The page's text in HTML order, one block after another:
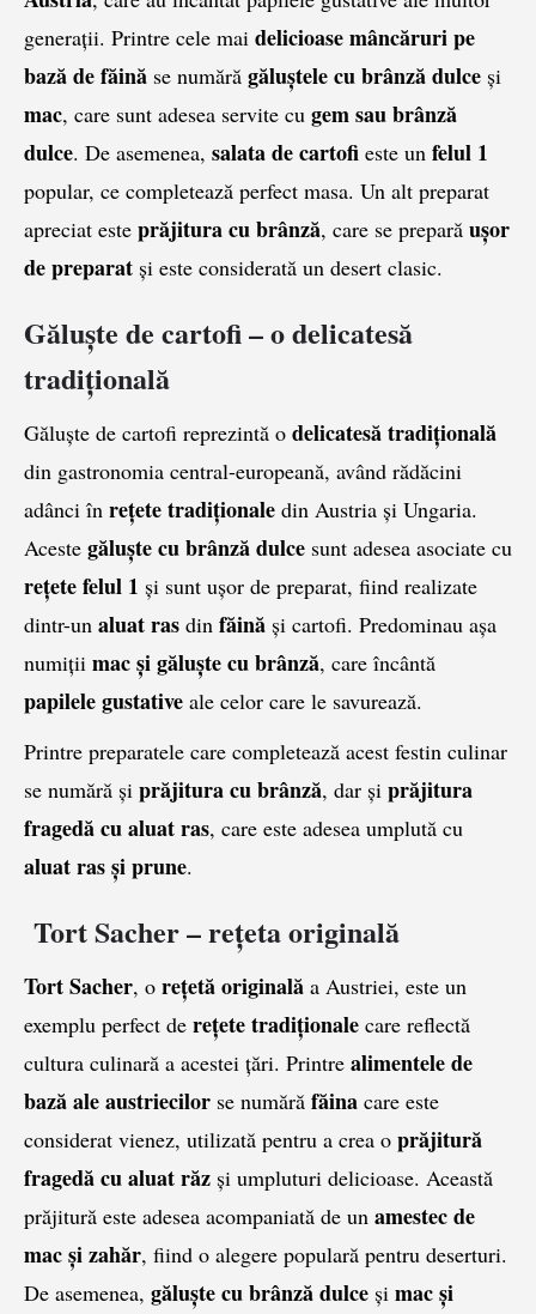
generații. Printre cele mai delicioasemâncăruri pe
bază de făină se numără găluștele cu brânză dulce și
mac, care sunt adesea servite cu gem sau brânză
dulce. De asemenea, salata de cartofi este un felul 1
popular, ce completează perfect masa. Un alt preparat
apreciat este prăjitura cu brânză, care se prepară ușor
de preparat și este considerată un desert clasic.
Găluște de cartofi – o delicatesă
tradițională
Găluște de cartofi reprezintă o delicatesă tradițională
din gastronomia central-europeană, având rădăcini
adânci în rețete tradiționale din Austria și Ungaria.
Aceste găluște cu brânză dulce sunt adesea asociate cu
rețete felul 1 și sunt ușor de preparat, fiind realizate
dintr-un aluat ras din făină și cartofi. Predominau așa
numiții mac și găluște cu brânză, care încântă
papilele gustative ale celor care le savurează.
Printre preparatele care completează acest festin culinar
se numără și prăjitura cu brânză, dar și prăjitura
fragedă cu aluat ras, care este adesea umplută cu
aluat ras și prune.
Tort Sacher – rețeta originală
Tort Sacher, o rețetă originală a Austriei, este un
exemplu perfect de rețete tradiționale care reflectă
cultura culinară a acestei țări. Printre alimentele de
bază ale austriecilor se numără făina care este
considerat vienez, utilizată pentru a crea o prăjitură
fragedă cu aluat răz și umpluturi delicioase. Această
prăjitură este adesea acompaniată de un amestec de
mac și zahăr, fiind o alegere populară pentru deserturi.
De asemenea, găluște cu brânză dulce și mac și